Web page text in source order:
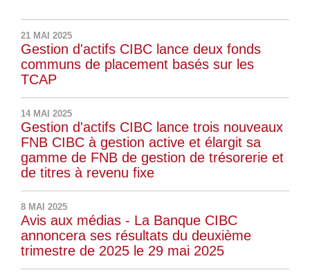
21 MAI 2025
Gestion d'actifs CIBC lance deux fonds
communs de placement basés sur les
TCAP
14 MAI 2025
Gestion d'actifs CIBC lance trois nouveaux
FNB CIBC à gestion active et élargit sa
gamme de FNB de gestion de trésorerie et
de titres à revenu fixe
8 MAI 2025
Avis aux médias - La Banque CIBC
annoncera ses résultats du deuxième
trimestre de 2025 le 29 mai 2025